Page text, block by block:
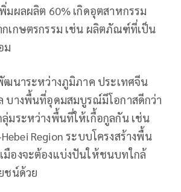
มผลผลิต 60% เกิดอุตสาหกรรม
กเกษตรกรรม เช่น ผลิตภัณฑ์ที่เป็น
ม
ฒนาระหว่างภูมิภาค ประเทศจีน
บางพื้นที่อุดมสมบูรณ์มีโอกาสดีกว่า
มระหว่างพื้นที่ให้เกื้อกูลกัน เช่น
Region ระบบโครงสร้างพื้น
มืองจะต้องแบ่งปันให้ชนบทใกล้
ชน์ด้วย